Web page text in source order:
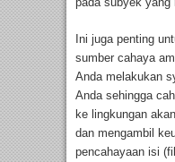
Ini juga penting
sumber cahaya
Anda melakukan
Anda sehingga
ke lingkungan
dan mengambil
pencahayaan isi